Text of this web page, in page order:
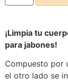
¡Limpia tu
para jabones!
Compuesto por
el otro lado se